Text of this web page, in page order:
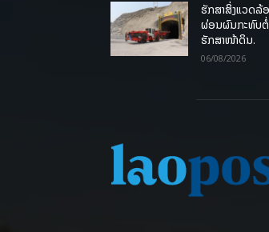
ຮັກສາສິ່ງແວດລ້
ຜ່ອນຜົນກະທົບ
ຮັກສາໜ້າດິນ.
06/08/2026